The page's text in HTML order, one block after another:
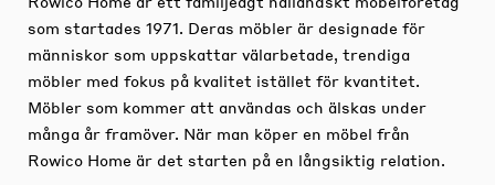
som startades 1971. Deras möbler är designade för
människor som uppskattar välarbetade, trendiga
möbler med fokus på kvalitet istället för kvantitet.
Möbler som kommer att användas och älskas under
många år framöver. När man köper en möbel från
Rowico Home är det starten på en långsiktig relation.